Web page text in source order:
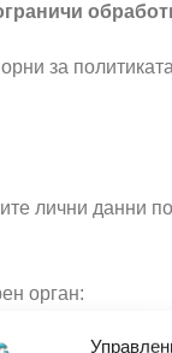
за
лични данни
орган: